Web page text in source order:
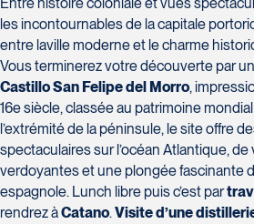
les incontournables de la capitale
entre laville moderne et le charme
Vous terminerez votre découverte par
Castillo San Felipe del Morro,
16e siècle, classée au patrimoine
l’extrémité de la péninsule, le site offre
spectaculaires sur l’océan Atlantique,
verdoyantes et une plongée fascinante
espagnole. Lunch libre puis c’est par
rendrez àCatano.Visite d’une
Voyages Nouveau-Monde
420 Boulevard Manseau
Joliette
J6E 3E1
Tél :450-755-5557 / 1-877-751-5557
Voyages des Laurentides
939 Boulevard Albiny-Paquette
Mont-Laurier
J9L 3J1
Tél :819-623-2511 / 1-866-385-2511
Tél :450-688-6211 / 1-888-682-8616
Club Voyages Orientation
1001 Boulevard de Montarville - local
39
Boucherville
J4B 6P5
Tél :450-655-1855 / 1-866-655-5736
La Forfaiterie Voyages
5401 Boulevard Des Galeries - Local
104 (porte H)
Québec
G2K 1N4
Tél :418-652-2400 / 1-888-848-1518